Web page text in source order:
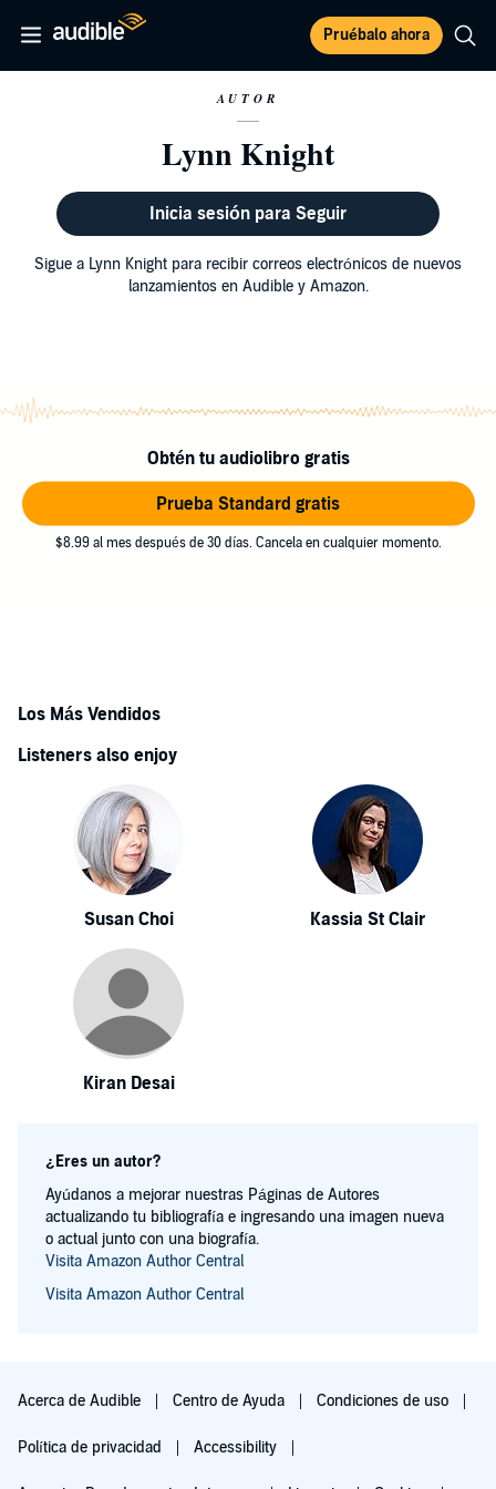
Pruébalo ahora
AUTOR
Lynn Knight
Inicia sesión para Seguir
Sigue a Lynn Knight para recibir correos electrónicos de nuevos
lanzamientos en Audible y Amazon.
Obtén tu audiolibro gratis
Prueba Standard gratis
$8.99 al mes después de 30 días. Cancela en cualquier momento.
Los Más Vendidos
Listeners also enjoy
Susan Choi Kassia St Clair
Kiran Desai
¿Eres un autor?
Ayúdanos a mejorar nuestras Páginas de Autores
actualizando tu bibliografía e ingresando una imagen nueva
o actual junto con una biografía.
Visita Amazon Author Central
Visita Amazon Author Central
Acerca de Audible Centro de Ayuda Condiciones de uso
Política de privacidad Accessibility